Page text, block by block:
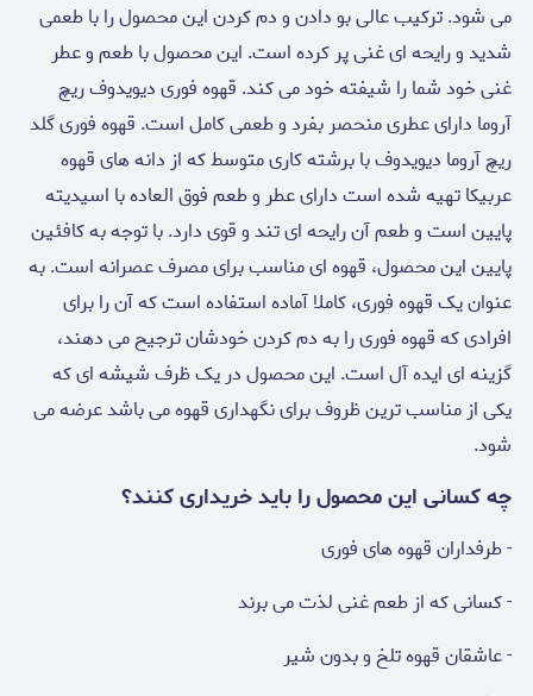
می شود. ترکیب عالی بو دادن و دم کردن این محصول را با طعمی
شدید و رایحه ای غنی پر کرده است. این محصول با طعم و عطر
غنی خود شما را شیفته خود می کند. قهوه فوری دیویدوف ریچ
آروما دارای عطری منحصر بفرد و طعمی کامل است. قهوه فوری گلد
ریچ آروما دیویدوف با برشته کاری متوسط که از دانه های قهوه
عربیکا تهیه شده است دارای عطر و طعم فوق العاده با اسیدیته
پایین است و طعم آن رایحه ای تند و قوی دارد. با توجه به کافئین
پایین این محصول، قهوه ای مناسب برای مصرف عصرانه است. به
عنوان یک قهوه فوری، کاملا آماده استفاده است که آن را برای
افرادی که قهوه فوری را به دم کردن خودشان ترجیح می دهند،
گزینه ای ایده آل است. این محصول در یک ظرف شیشه ای که
یکی از مناسب ترین ظروف برای نگهداری قهوه می باشد عرضه می
شود.
چه کسانی این محصول را باید خریداری کنند؟
- طرفداران قهوه های فوری
- کسانی که از طعم غنی لذت می برند
- عاشقان قهوه تلخ و بدون شیر